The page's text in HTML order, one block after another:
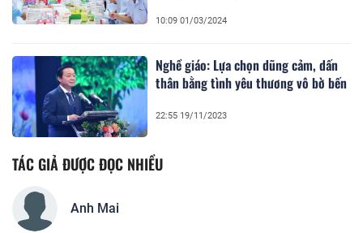
10:09 01/03/2024
Nghề giáo: Lựa chọn dũng cảm, dấn
thân bằng tình yêu thương vô bờ bến
22:55 19/11/2023
TÁC GIẢ ĐƯỢC ĐỌC NHIỀU
Anh Mai